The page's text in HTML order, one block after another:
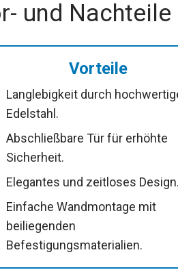
und Nachteile
Vorteile
Langlebigkeit durch
Edelstahl.
Abschließbare Tür für erhöhte
Sicherheit.
Elegantes und zeitloses Design.
Einfache Wandmontage mit
beiliegenden
Befestigungsmaterialien.